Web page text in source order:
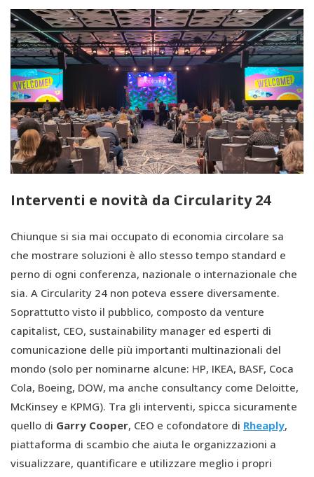
Interventi e novità da Circularity 24
Chiunque si sia mai occupato di economia circolare sa
che mostrare soluzioni è allo stesso tempo standard e
perno di ogni conferenza, nazionale o internazionale che
sia. A Circularity 24 non poteva essere diversamente.
Soprattutto visto il pubblico, composto da venture
capitalist, CEO, sustainability manager ed esperti di
comunicazione delle più importanti multinazionali del
mondo (solo per nominarne alcune: HP, IKEA, BASF, Coca
Cola, Boeing, DOW, ma anche consultancy come Deloitte,
McKinsey e KPMG). Tra gli interventi, spicca sicuramente
quello di Garry Cooper, CEO e cofondatore di Rheaply,
piattaforma di scambio che aiuta le organizzazioni a
visualizzare, quantificare e utilizzare meglio i propri